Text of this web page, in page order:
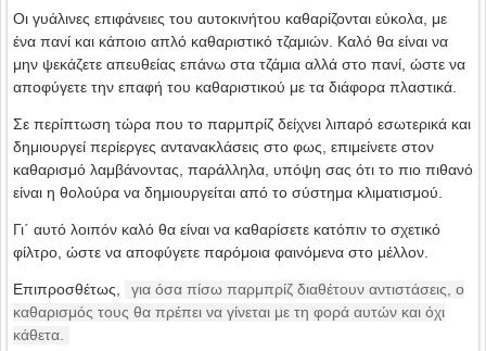
Οι γυάλινες επιφάνειες του αυτοκινήτου καθαρίζονται εύκολα, με
ένα πανί και κάποιο απλό καθαριστικό τζαμιών. Καλό θα είναι να
μην ψεκάζετε απευθείας επάνω στα τζάμια αλλά στο πανί, ώστε να
αποφύγετε την επαφή του καθαριστικού με τα διάφορα πλαστικά.
Σε περίπτωση τώρα που το παρμπρίζ δείχνει λιπαρό εσωτερικά και
δημιουργεί περίεργες αντανακλάσεις στο φως, επιμείνετε στον
καθαρισμό λαμβάνοντας, παράλληλα, υπόψη σας ότι το πιο πιθανό
είναι η θολούρα να δημιουργείται από το σύστημα κλιματισμού.
Γι΄ αυτό λοιπόν καλό θα είναι να καθαρίσετε κατόπιν το σχετικό
φίλτρο, ώστε να αποφύγετε παρόμοια φαινόμενα στο μέλλον.
Επιπροσθέτως,
για όσα πίσω παρμπρίζ διαθέτουν αντιστάσεις, ο
καθαρισμός τους θα πρέπει να γίνεται με τη φορά αυτών και όχι
κάθετα.